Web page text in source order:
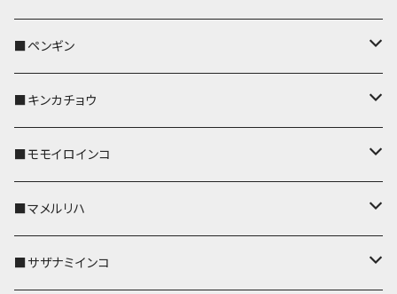
コインケース
メガネケース
ポシェット・バッグ
帆布・デニム
KONBU
Apple Watchバンド
ポーチ
メガネケース
IDカードホルダー
ポシェット・バッグ
帆布・デニム
KONBU
ポーチ
コインケース
リールのみ
ストラップ付
キーケース
名刺入れ・カードケース
ポシェット・バッグ
帆布・デニム
KONBU
ポーチ
コインケース
リールのみ
ストラップ付
メガネケース
コインケース
IDカードホルダー
ポーチ
ポシェット・バッグ
リール付きストラップ
リールのみ
ストラップ付
IDカードホルダー
メガネケース
コインケース
ポシェット・バッグ
パスケース
IDカードホルダー
リール付きストラップ
リールのみ
ストラップ付
キーケース
メガネケース
キーホルダー
リール付きストラップ
リールのみ
ストラップ付
レザートレイ
パスケース
IDカードホルダー
キーカバー
キーホルダー
リール付きストラップ
リールのみ
ストラップ付
パスケース
IDカードホルダー
■ペンギン
キーカバー
キーホルダー
パスケース
リール付きストラップ
■キンカチョウ
キーカバー
AppleWatchバンド
キーホルダー・チャーム
■モモイロインコ
キーカバー
キーホルダー
■マメルリハ
レザートレイ
■サザナミインコ